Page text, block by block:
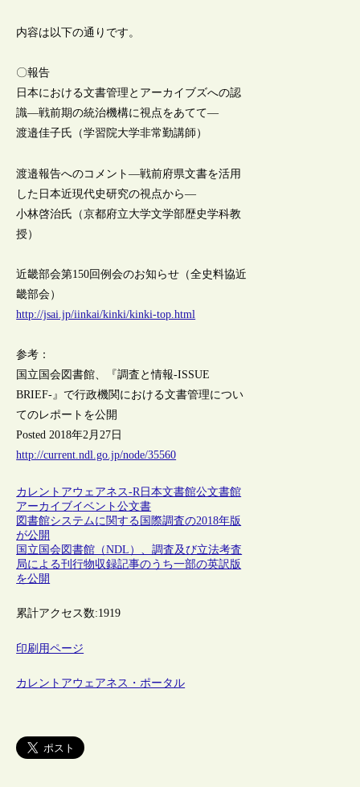
内容は以下の通りです。
〇報告
日本における文書管理とアーカイブズへの認
識―戦前期の統治機構に視点をあてて―
渡邉佳子氏（学習院大学非常勤講師）
渡邉報告へのコメント―戦前府県文書を活用
した日本近現代史研究の視点から―
小林啓治氏（京都府立大学文学部歴史学科教
授）
近畿部会第150回例会のお知らせ（全史料協近
畿部会）
http://jsai.jp/iinkai/kinki/kinki-top.html
参考：
国立国会図書館、『調査と情報-ISSUE
BRIEF-』で行政機関における文書管理につい
てのレポートを公開
Posted 2018年2月27日
http://current.ndl.go.jp/node/35560
カレントアウェアネス-R日本文書館公文書館
アーカイブイベント公文書
図書館システムに関する国際調査の2018年版
が公開
国立国会図書館（NDL）、調査及び立法考査
局による刊行物収録記事のうち一部の英訳版
を公開
累計アクセス数:1919
印刷用ページ
カレントアウェアネス・ポータル